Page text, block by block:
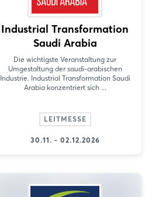
Industrial Transformation
Saudi Arabia
Die wichtigste Veranstaltung zur
Umgestaltung der saudi-arabischen
Industrie. Industrial Transformation Saudi
Arabia konzentriert sich ...
LEITMESSE
30.11. - 02.12.2026